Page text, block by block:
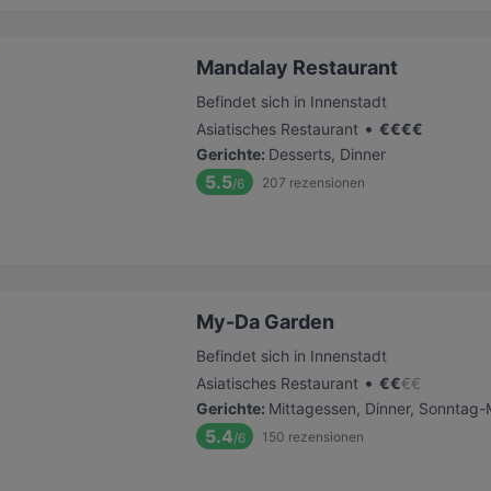
Mandalay Restaurant
Befindet sich in Innenstadt
Asiatisches Restaurant • €€€€
Gerichte: Desserts, Dinner
5.5/6 207 rezensionen
My-Da Garden
Befindet sich in Innenstadt
Asiatisches Restaurant • €€€€
Gerichte: Mittagessen, Dinner, Sonntag-
5.4/6 150 rezensionen